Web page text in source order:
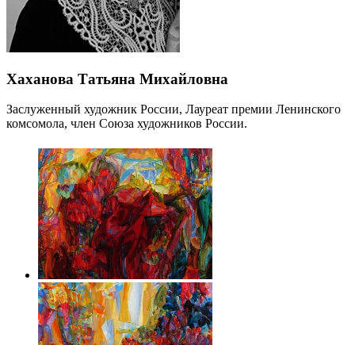
Хаханова Татьяна Михайловна
Заслуженный художник России, Лауреат премии Ленинского
комсомола, член Союза художников России.